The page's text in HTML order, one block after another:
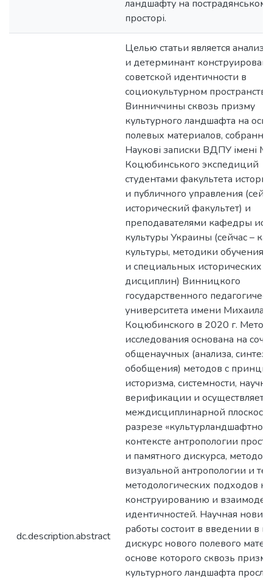
ландшафту на пострадянському
просторі.
dc.description.abstract
Целью статьи является анализ
и детерминант
советской идентичности в
социокультурном пространстве
Винниччины сквозь призму
культурного ландшафта на
полевых материалов,
Наукові записки ВДПУ імені
Коцюбинського экспедиций
студентами факультета
и публичного управления
исторический факультет) и
преподавателями кафедры
культуры Украины (сейчас –
культуры, методики обучения
и специальных исторических
дисциплин) Винницкого
государственного
университета имени Михаила
Коцюбинского в 2020 г.
исследования основана на
общенаучных (анализа,
обобщения) методов с
историзма, системности,
верификации и
междисциплинарной
разрезе
контексте антропологии
и памятного дискурса,
визуальной антропологии и
методологических подходов к
конструированию и
идентичностей. Научная
работы состоит в введении в
дискурс нового полевого
основе которого сквозь призму
культурного ландшафта